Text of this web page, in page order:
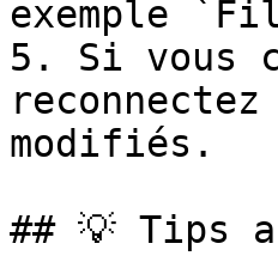
exemple
5. Si vous
modifiés.
## 💡 Tips